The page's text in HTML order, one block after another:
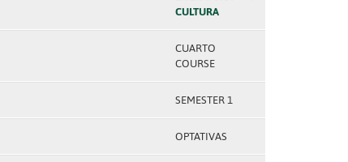
CULTURA
CUARTO
COURSE
SEMESTER 1
OPTATIVAS